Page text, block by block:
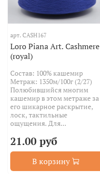
арт. CASH167
Loro Piana Art. Cashmere
(royal)
Состав: 100% кашемир
Метраж: 1350м/100г (2/27)
Полюбившийся многим
кашемир в этом метраже за
его шикарное раскрытие,
лоск, тактильные
ощущения. Для...
21.00 руб
В корзину